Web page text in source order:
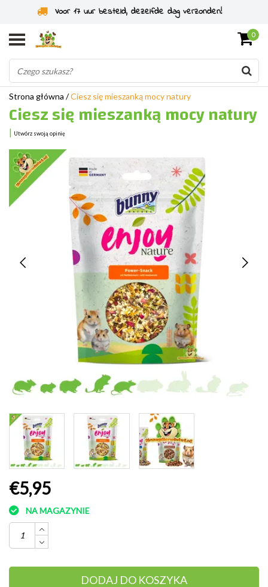
Specjaliści od gryzoni od 2011 roku
0
Strona główna /Ciesz się mieszanką mocy natury
Ciesz się mieszanką mocy natury
| Utwórz swoją opinię
€5,95
NA MAGAZYNIE
DODAJ DO KOSZYKA